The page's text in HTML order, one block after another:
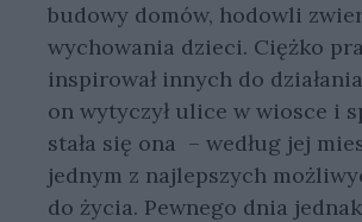
budowy domów, hodowli
wychowania dzieci. Ciężko
inspirował innych do
on wytyczył ulice w wiosce i
stała się ona – według jej
jednym z najlepszych
do życia. Pewnego dnia